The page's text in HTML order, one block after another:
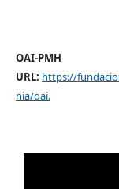
OAI-PMH
URL: https://
nia/oai.